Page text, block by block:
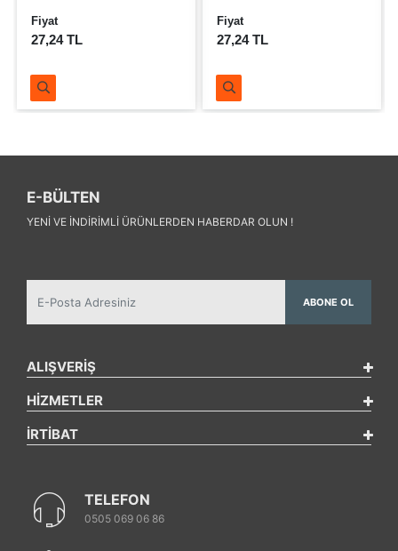
Fiyat
27,24 TL
Fiyat
18,24 TL
E-BÜLTEN
YENI VE INDIRIMLI ÜRÜNLERDEN HABERDAR OLUN !
ABONE OL
ALIŞVERİŞ
HİZMETLER
İRTİBAT
TELEFON
0505 069 06 86